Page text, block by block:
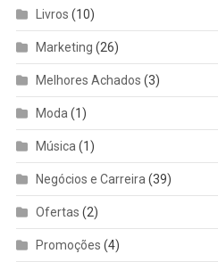
Livros (10)
Marketing (26)
Melhores Achados (3)
Moda (1)
Música (1)
Negócios e Carreira (39)
Ofertas (2)
Promoções (4)